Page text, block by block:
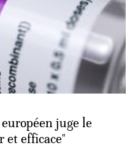
juge le
et efficace"